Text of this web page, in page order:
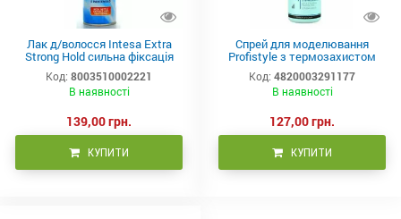
Лак д/волосся Intesa Extra
Strong Hold сильна фіксація
(екстр. кроп. та пантенолу),
300мл
Код: 8003510002221
В наявності
139,00 грн.
КУПИТИ
Спрей для моделювання
Profistyle з термозахистом
250 мл
Код: 4820003291177
В наявності
127,00 грн.
КУПИТИ